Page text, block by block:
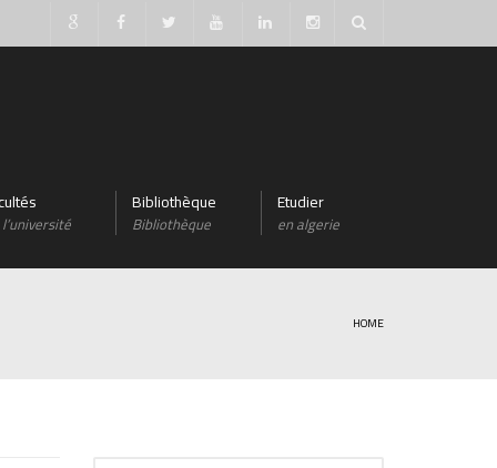
Bibliothèque
Bibliothèque
Etudier
en algerie
HOME